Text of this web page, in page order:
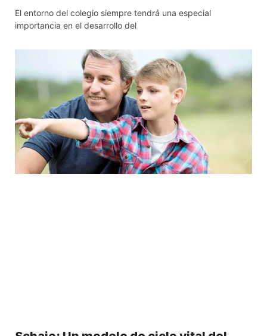
El entorno del colegio siempre tendrá una especial
importancia en el desarrollo del